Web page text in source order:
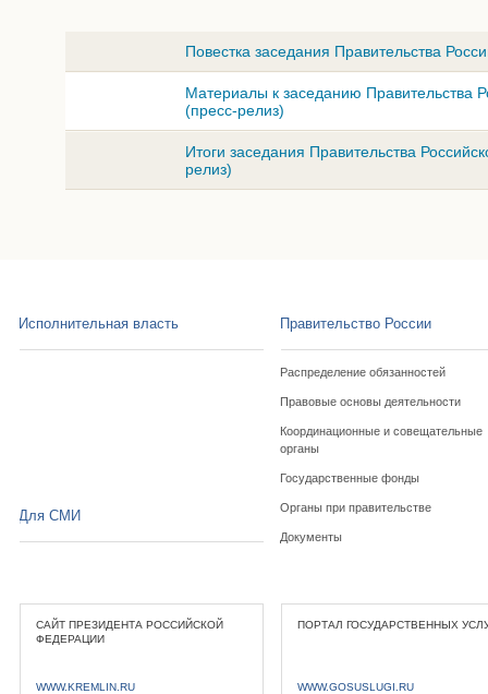
Повестка заседания Правительства
Материалы к заседанию Правительства
(пресс-релиз)
Итоги заседания Правительства
релиз)
Исполнительная власть Правительство России
Распределение обязанностей
Правовые основы деятельности
Координационные и совещательные
органы
Государственные фонды
Органы при правительстве
Документы
Для СМИ
САЙТ ПРЕЗИДЕНТА РОССИЙСКОЙ
ФЕДЕРАЦИИ
WWW.KREMLIN.RU
ПОРТАЛ ГОСУДАРСТВЕННЫХ
WWW.GOSUSLUGI.RU